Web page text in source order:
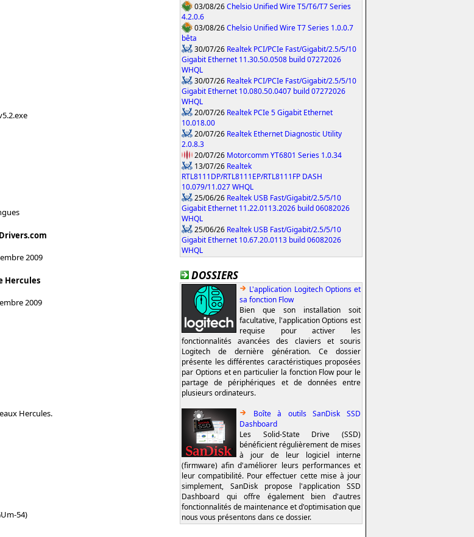
2009
Hercules
2009
Hercules.
54)
03/08/26Chelsio Unified Wire T5/T6/T7 Series
4.2.0.6
03/08/26Chelsio Unified Wire T7 Series 1.0.0.7
bêta
30/07/26 Realtek PCI/PCIe Fast/Gigabit/2.5/5/10
Gigabit Ethernet 11.30.50.0508 build 07272026
WHQL
30/07/26 Realtek PCI/PCIe Fast/Gigabit/2.5/5/10
Gigabit Ethernet 10.080.50.0407 build 07272026
WHQL
20/07/26 Realtek PCIe 5 Gigabit Ethernet
10.018.00
20/07/26 Realtek Ethernet Diagnostic Utility
2.0.8.3
20/07/26 Motorcomm YT6801 Series 1.0.34
13/07/26 Realtek
RTL8111DP/RTL8111EP/RTL8111FP DASH
10.079/11.027 WHQL
25/06/26 Realtek USB Fast/Gigabit/2.5/5/10
Gigabit Ethernet 11.22.0113.2026 build 06082026
WHQL
25/06/26 Realtek USB Fast/Gigabit/2.5/5/10
Gigabit Ethernet 10.67.20.0113 build 06082026
WHQL
DOSSIERS
L'application Logitech Options et
sa fonction Flow
Bien que son installation soit
facultative, l'application Options est
requise pour activer les
fonctionnalités avancées des claviers et souris
Logitech de dernière génération. Ce dossier
présente les différentes caractéristiques proposées
par Options et en particulier la fonction Flow pour le
partage de périphériques et de données entre
plusieurs ordinateurs.
Boîte à outils SanDisk SSD
Dashboard
Les Solid-State Drive (SSD)
bénéficient régulièrement de mises
à jour de leur logiciel interne
(firmware) afin d'améliorer leurs performances et
leur compatibilité. Pour effectuer cette mise à jour
simplement, SanDisk propose l'application SSD
Dashboard qui offre également bien d'autres
fonctionnalités de maintenance et d'optimisation que
nous vous présentons dans ce dossier.